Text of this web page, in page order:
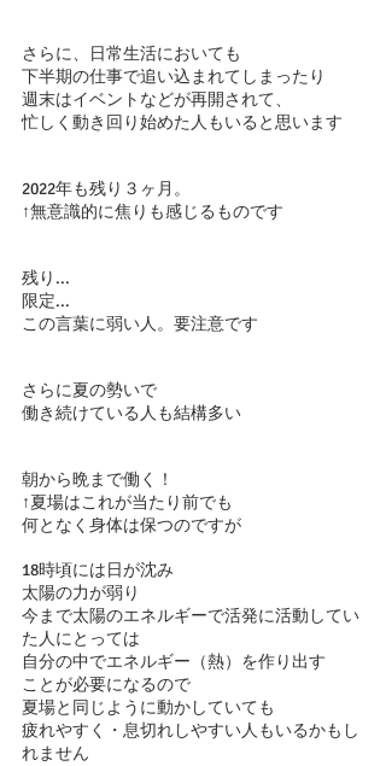
さらに、日常生活においても
下半期の仕事で追い込まれてしまったり
週末はイベントなどが再開されて、
忙しく動き回り始めた人もいると思います
2022年も残り３ヶ月。
↑無意識的に焦りも感じるものです
残り...
限定...
この言葉に弱い人。要注意です
さらに夏の勢いで
働き続けている人も結構多い
朝から晩まで働く！
↑夏場はこれが当たり前でも
何となく身体は保つのですが
18時頃には日が沈み
太陽の力が弱り
今まで太陽のエネルギーで活発に活動してい
た人にとっては
自分の中でエネルギー（熱）を作り出す
ことが必要になるので
夏場と同じように動かしていても
疲れやすく・息切れしやすい人もいるかもし
れません